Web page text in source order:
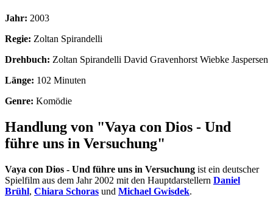
Jahr: 2003
Regie: Zoltan Spirandelli
Drehbuch: Zoltan Spirandelli David Gravenhorst Wiebke Jaspersen
Länge: 102 Minuten
Genre: Komödie
Handlung von "Vaya con Dios - Und
führe uns in Versuchung"
Vaya con Dios - Und führe uns in Versuchung ist ein deutscher
Spielfilm aus dem Jahr 2002 mit den Hauptdarstellern Daniel
Brühl, Chiara Schoras und Michael Gwisdek.